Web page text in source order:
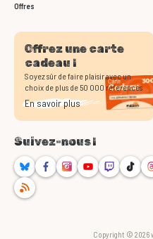
Offres
Offrez une carte
cadeau !
Soyez sûr de faire plaisir avec un
choix de plus de 50 000 références
En savoir plus
Suivez-nous !
BlueskyFacebookInstagram
YoutubeTwitchTikTok
RSS
Copyright © 2026